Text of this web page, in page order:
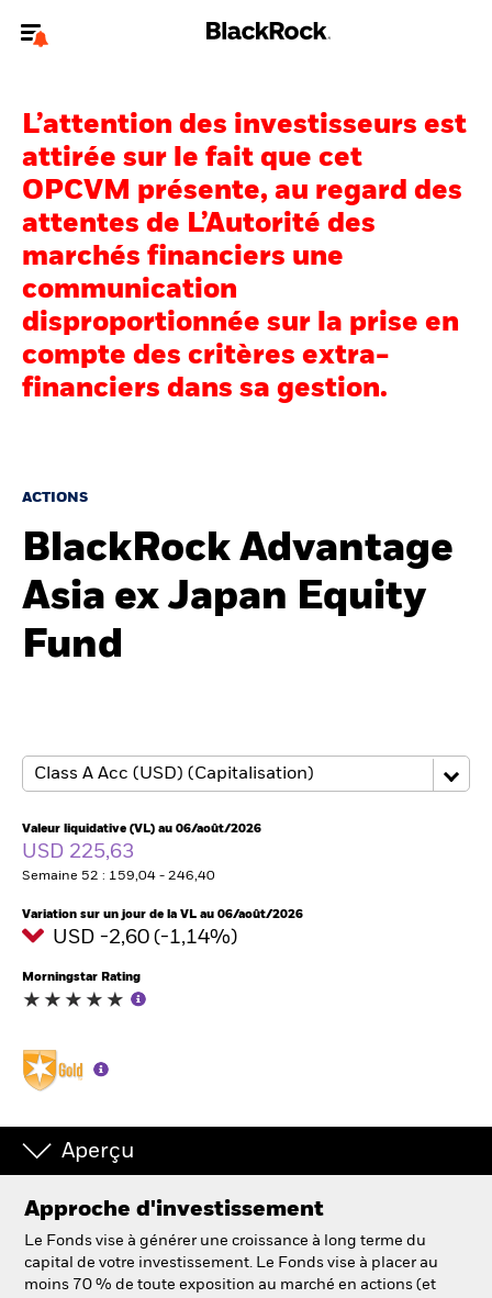
Pour accéder directement à un autre site BlackRock, veuillez mettre à
jourvotre type d'utilisateur
Nous connaître
Produits
Thèmes
Education
France
BlackRock
L’attention des investisseurs est
attirée sur le fait que cet
OPCVM présente, au regard des
attentes de L’Autorité des
marchés financiers une
communication
disproportionnée sur la prise en
compte des critères extra-
financiers dans sa gestion.
ACTIONS
BlackRock Advantage
Asia ex Japan Equity
Fund
Valeur liquidative (VL) au 06/août/2026
USD 225,63
Semaine 52 : 159,04 - 246,40
Variation sur un jour de la VL au 06/août/2026
USD -2,60 (-1,14%)
Morningstar Rating
Aperçu
Approche d'investissement
Le Fonds vise à générer une croissance à long terme du
capital de votre investissement. Le Fonds vise à placer au
moins 70 % de toute exposition au marché en actions (et